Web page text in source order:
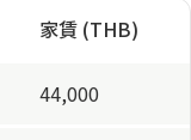
家賃 (THB)
44,000